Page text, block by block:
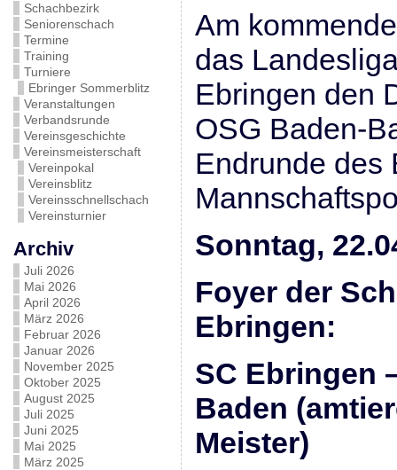
Schachbezirk
Seniorenschach
Termine
Training
Turniere
Ebringer Sommerblitz
Veranstaltungen
Verbandsrunde
Vereinsgeschichte
Vereinsmeisterschaft
Vereinpokal
Vereinsblitz
Vereinsschnellschach
Vereinsturnier
Archiv
Juli 2026
Mai 2026
April 2026
März 2026
Februar 2026
Januar 2026
November 2025
Oktober 2025
August 2025
Juli 2025
Juni 2025
Mai 2025
März 2025
Am
das
Ebringen den
OSG Baden-
Endrunde des
Sonntag,
Foyer der
Ebringen:
SC Ebringen
Baden
Meister)